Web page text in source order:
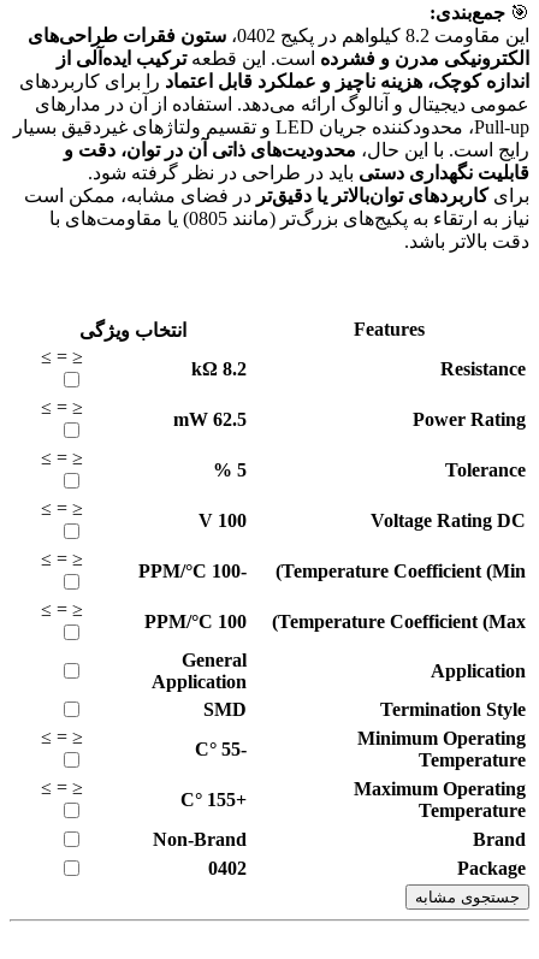
🎯 جمع‌بندی:
این مقاومت 8.2 کیلواهم در پکیج 0402،
ستون فقرات طراحی‌های
الکترونیکی مدرن و فشرده است. این قطعهترکیب ایده‌آلی از
اندازه کوچک، هزینه ناچیز و عملکرد قابل اعتماد را برای کاربردهای
عمومی دیجیتال و آنالوگ ارائه می‌دهد. استفاده از آن در مدارهای
Pull-up، محدودکننده جریان LED و تقسیم ولتاژهای غیردقیق بسیار
رایج است. با این حال، محدودیت‌های ذاتی آن در توان، دقت و
قابلیت نگهداری دستی باید در طراحی در نظر گرفته شود.
برایکاربردهای توان‌بالاتر یا دقیق‌تر در فضای مشابه، ممکن است
نیاز به ارتقاء به پکیج‌های بزرگ‌تر (مانند 0805) یا مقاومت‌های با
دقت بالاتر باشد.
Features
انتخاب ویژگی
Resistance
8.2
kΩ
≤
=
≥
Power Rating
62.5
mW
≤
=
≥
Tolerance
5
%
≤
=
≥
Voltage Rating DC
100
V
≤
=
≥
Temperature Coefficient (Min)
-100
PPM/°C
≤
=
≥
Temperature Coefficient (Max)
100
PPM/°C
≤
=
≥
Application
General
Application
Termination Style
SMD
Minimum Operating
Temperature
-55
°C
≤
=
≥
Maximum Operating
Temperature
+155
°C
≤
=
≥
Brand
Non-Brand
Package
0402
جستجوی مشابه